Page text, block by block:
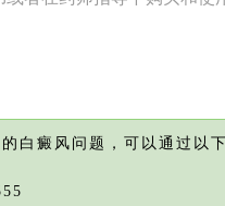
白癜风问题，可以通过以